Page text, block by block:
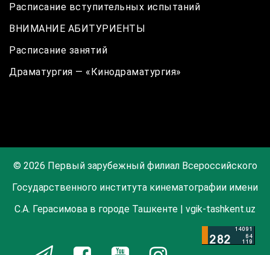
Расписание вступительных испытаний
ВНИМАНИЕ АБИТУРИЕНТЫ
Расписание занятий
Драматургия — «Кинодраматургия»
© 2026 Первый зарубежный филиал Всероссийского
Государственного института кинематографии имени
С.А. Герасимова в городе Ташкенте | vgik-tashkent.uz